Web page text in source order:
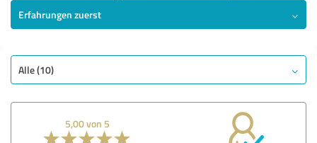
Erfahrungen zuerst
Alle (10)
5,00 von 5